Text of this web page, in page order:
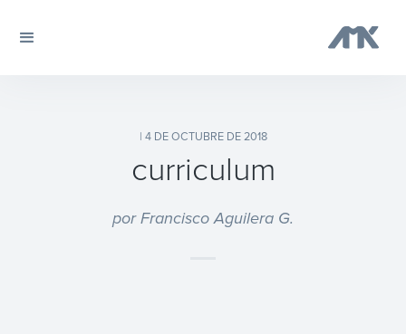
| 4 DE OCTUBRE DE 2018
curriculum
por Francisco Aguilera G.